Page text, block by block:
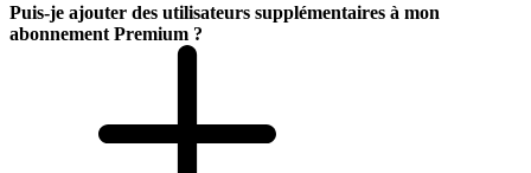
Puis-je ajouter des utilisateurs supplémentaires à mon
abonnement Premium ?